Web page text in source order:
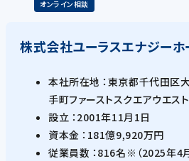
オンライン相談
株式会社ユーラスエナジーホ
本社所在地 ：東京都千代田区
手町ファーストスクエアウエス
設立 ：2001年11月1日
資本金 ：181億9,920万円
従業員数 ：816名※（2025年4